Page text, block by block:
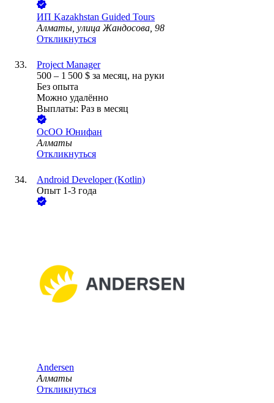
ИП Kazakhstan Guided Tours
Алматы, улица Жандосова, 98
Откликнуться
Project Manager
500 – 1 500 $ за месяц, на руки
Без опыта
Можно удалённо
Выплаты: Раз в месяц
ОсОО Юнифан
Алматы
Откликнуться
Android Developer (Kotlin)
Опыт 1-3 года
Andersen
Алматы
Откликнуться